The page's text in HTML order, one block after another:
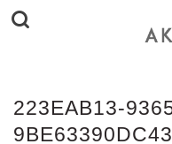
223EAB13-